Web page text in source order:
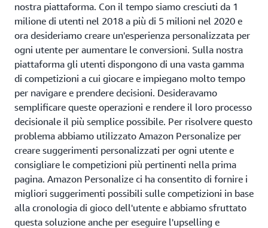
nostra piattaforma. Con il tempo siamo cresciuti da 1
milione di utenti nel 2018 a più di 5 milioni nel 2020 e
ora desideriamo creare un'esperienza personalizzata per
ogni utente per aumentare le conversioni. Sulla nostra
piattaforma gli utenti dispongono di una vasta gamma
di competizioni a cui giocare e impiegano molto tempo
per navigare e prendere decisioni. Desideravamo
semplificare queste operazioni e rendere il loro processo
decisionale il più semplice possibile. Per risolvere questo
problema abbiamo utilizzato Amazon Personalize per
creare suggerimenti personalizzati per ogni utente e
consigliare le competizioni più pertinenti nella prima
pagina. Amazon Personalize ci ha consentito di fornire i
migliori suggerimenti possibili sulle competizioni in base
alla cronologia di gioco dell'utente e abbiamo sfruttato
questa soluzione anche per eseguire l'upselling e